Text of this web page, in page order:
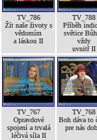
TV_786
Žít naše životy s
vědomím
a láskou II
TV_788
Příběh
světice
vždy
uvnitř II
TV_767
Opravdové
spojení a trvalá
léčivá síla II
TV_768
Boh dáva to
pre nás